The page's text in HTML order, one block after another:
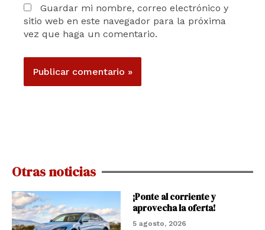
Guardar mi nombre, correo electrónico y
sitio web en este navegador para la próxima
vez que haga un comentario.
Otras noticias
¡Ponte al corriente y
aprovecha la oferta!
5 agosto, 2026